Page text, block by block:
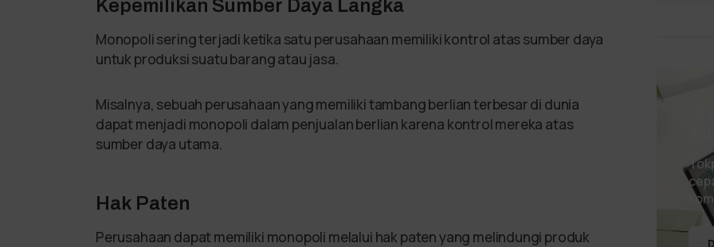
Kepemilikan Sumber Daya Langka
Monopoli sering terjadi ketika satu perusahaan memiliki kontrol atas sumber daya
untuk produksi suatu barang atau jasa.
Misalnya, sebuah perusahaan yang memiliki tambang berlian terbesar di dunia
dapat menjadi monopoli dalam penjualan berlian karena kontrol mereka atas
sumber daya utama.
Hak Paten
Perusahaan dapat memiliki monopoli melalui hak paten yang melindungi produk